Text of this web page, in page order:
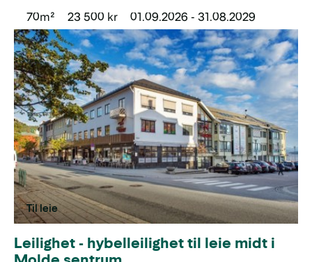
70m² 23 500 kr 01.09.2026 - 31.08.2029
Leilighet - hybelleilighet til leie midt i
Til leie